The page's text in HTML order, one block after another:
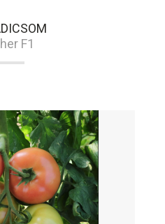
F1